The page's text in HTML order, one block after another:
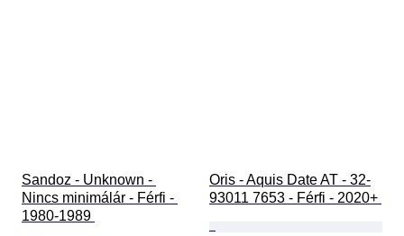
Sandoz - Unknown -
Nincs minimálár - Férfi -
1980-1989
Oris - Aquis Date AT - 32-
93011 7653 - Férfi - 2020+